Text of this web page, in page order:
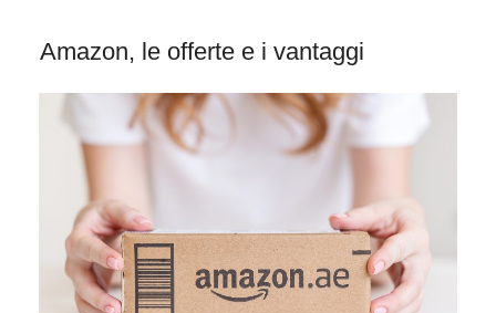
Amazon, le offerte e i vantaggi